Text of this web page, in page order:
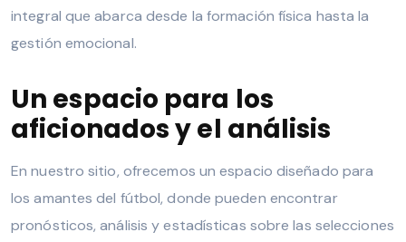
integral que abarca desde la formación física hasta la
gestión emocional.
Un espacio para los
aficionados y el análisis
En nuestro sitio, ofrecemos un espacio diseñado para
los amantes del fútbol, donde pueden encontrar
pronósticos, análisis y estadísticas sobre las selecciones